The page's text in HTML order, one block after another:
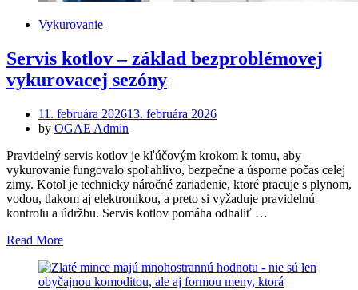
Vykurovanie
Servis kotlov – základ bezproblémovej
vykurovacej sezóny
Posted
on
11. februára 202613. februára 2026
by OGAE Admin
Pravidelný servis kotlov je kľúčovým krokom k tomu, aby
vykurovanie fungovalo spoľahlivo, bezpečne a úsporne počas celej
zimy. Kotol je technicky náročné zariadenie, ktoré pracuje s plynom,
vodou, tlakom aj elektronikou, a preto si vyžaduje pravidelnú
kontrolu a údržbu. Servis kotlov pomáha odhaliť …
Read More